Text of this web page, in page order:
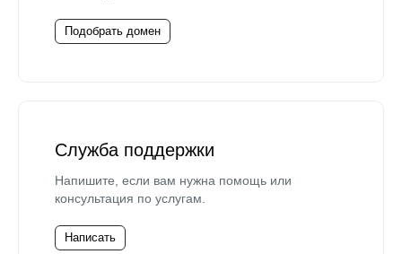
Подобрать домен
Служба поддержки
Напишите, если вам нужна помощь или
консультация по услугам.
Написать